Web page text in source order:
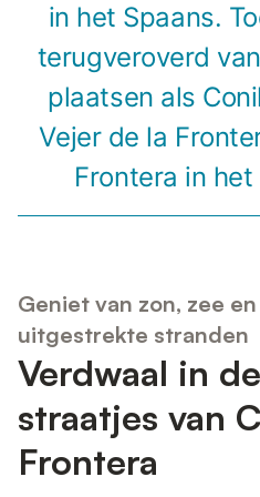
in het Spaans.
terugveroverd
plaatsen als
Vejer de la
Frontera in
Geniet van zon, zee
uitgestrekte stranden
Verdwaal in
straatjes van
Frontera